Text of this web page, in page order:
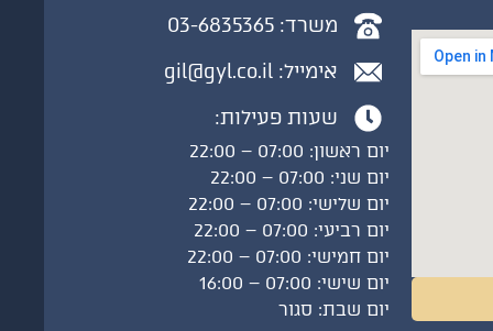
משרד: 03-6835365
אימייל: gil@gyl.co.il
שעות פעילות:
יום ראשון: 07:00 – 22:00
יום שני: 07:00 – 22:00
יום שלישי: 07:00 – 22:00
יום רביעי: 07:00 – 22:00
יום חמישי: 07:00 – 22:00
יום שישי: 07:00 – 16:00
יום שבת: סגור